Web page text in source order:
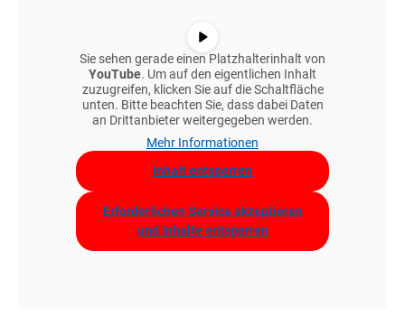
Sie sehen gerade einen Platzhalterinhalt von
YouTube. Um auf den eigentlichen Inhalt
zuzugreifen, klicken Sie auf die Schaltfläche
unten. Bitte beachten Sie, dass dabei Daten
an Drittanbieter weitergegeben werden.
Mehr Informationen
Inhalt entsperren
Erforderlichen Service akzeptieren
und Inhalte entsperren